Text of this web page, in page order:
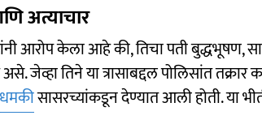
अत्याचार
आरोप केला आहे की, तिचा पती बुद्धभूषण,
जेव्हा तिने या त्रासाबद्दल पोलिसांत
धमकीसासरच्यांकडून देण्यात आली होती. या